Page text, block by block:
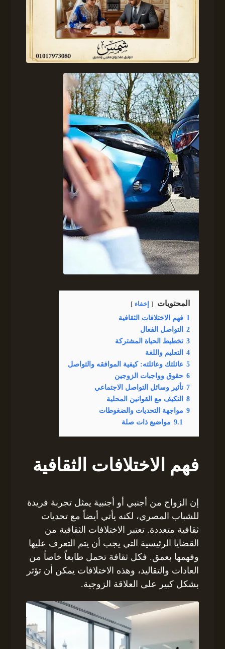
المحتويات إخفاء
1 فهم الاختلافات الثقافية
2
التواصل الفعال
3 تخطيط الحياة المشتركة
4
التعليم واللغة
5 عائلتك وعائلته: كيفية الموافقه والتواصل
6 حقوق وواجبات الزوجين
7 تأثير وسائل التواصل الاجتماعي
8
التكيف مع القوانين المحلية
9 مواجهة التحديات والضغوطات
9.1 مواضيع ذات صلة
فهم الاختلافات الثقافية
إن الزواج من أجنبي أو أجنبية يمثل تجربة فريدة
للشباب المصري، لكنه يأتي أيضاً مع تحديات
ثقافية متعددة. تعتبر الاختلافات الثقافية من
القضايا الرئيسية التي يجب أن يتم التعرف عليها
وفهمها بعمق. فكل ثقافة تحمل طابعاً خاصاً من
العادات والتقاليد، وهذه الاختلافات يمكن أن تؤثر
بشكل كبير على العلاقة الزوجية.